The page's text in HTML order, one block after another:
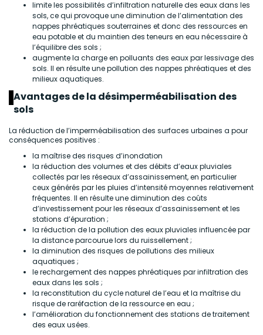
limite les possibilités d’infiltration naturelle des eaux dans les
sols, ce qui provoque une diminution de l’alimentation des
nappes phréatiques souterraines et donc des ressources en
eau potable et du maintien des teneurs en eau nécessaire à
l’équilibre des sols ;
augmente la charge en polluants des eaux par lessivage des
sols. Il en résulte une pollution des nappes phréatiques et des
milieux aquatiques.
Avantages de la désimperméabilisation des
sols
La réduction de l’imperméabilisation des surfaces urbaines a pour
conséquences positives :
la maîtrise des risques d’inondation
la réduction des volumes et des débits d’eaux pluviales
collectés par les réseaux d’assainissement, en particulier
ceux générés par les pluies d’intensité moyennes relativement
fréquentes. Il en résulte une diminution des coûts
d’investissement pour les réseaux d’assainissement et les
stations d’épuration ;
la réduction de la pollution des eaux pluviales influencée par
la distance parcourue lors du ruissellement ;
la diminution des risques de pollutions des milieux
aquatiques ;
le rechargement des nappes phréatiques par infiltration des
eaux dans les sols ;
la reconstitution du cycle naturel de l’eau et la maîtrise du
risque de raréfaction de la ressource en eau ;
l’amélioration du fonctionnement des stations de traitement
des eaux usées.